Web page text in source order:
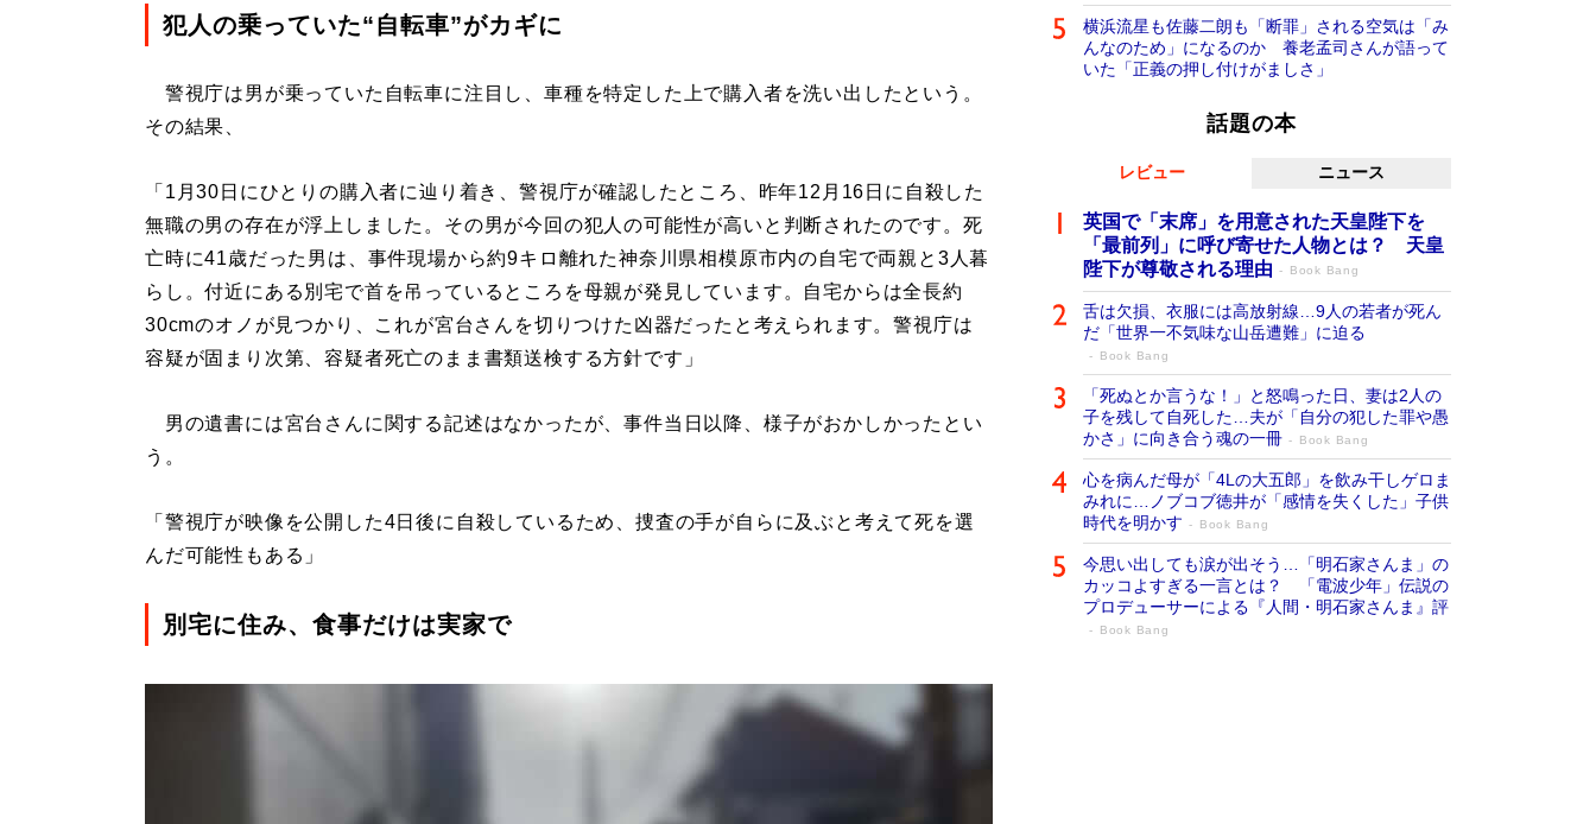
犯人の乗っていた“自転車”がカギに
警視庁は男が乗っていた自転車に注目し、車種を特定した上で購入者を洗い出したという。
その結果、
「1月30日にひとりの購入者に辿り着き、警視庁が確認したところ、昨年12月16日に自殺した
無職の男の存在が浮上しました。その男が今回の犯人の可能性が高いと判断されたのです。死
亡時に41歳だった男は、事件現場から約9キロ離れた神奈川県相模原市内の自宅で両親と3人暮
らし。付近にある別宅で首を吊っているところを母親が発見しています。自宅からは全長約
30cmのオノが見つかり、これが宮台さんを切りつけた凶器だったと考えられます。警視庁は
容疑が固まり次第、容疑者死亡のまま書類送検する方針です」
男の遺書には宮台さんに関する記述はなかったが、事件当日以降、様子がおかしかったとい
う。
「警視庁が映像を公開した4日後に自殺しているため、捜査の手が自らに及ぶと考えて死を選
んだ可能性もある」
別宅に住み、食事だけは実家で
横浜流星も佐藤二朗も「断罪」される空気は「み
んなのため」になるのか 養老孟司さんが語って
いた「正義の押し付けがましさ」
話題の本
レビュー ニュース
英国で「末席」を用意された天皇陛下を
「最前列」に呼び寄せた人物とは？ 天皇
陛下が尊敬される理由
Book Bang
舌は欠損、衣服には高放射線…9人の若者が死ん
だ「世界一不気味な山岳遭難」に迫る
Book Bang
「死ぬとか言うな！」と怒鳴った日、妻は2人の
子を残して自死した…夫が「自分の犯した罪や愚
かさ」に向き合う魂の一冊
Book Bang
心を病んだ母が「4Lの大五郎」を飲み干しゲロま
みれに…ノブコブ徳井が「感情を失くした」子供
時代を明かす
Book Bang
今思い出しても涙が出そう…「明石家さんま」の
カッコよすぎる一言とは？ 「電波少年」伝説の
プロデューサーによる『人間・明石家さんま』評
Book Bang